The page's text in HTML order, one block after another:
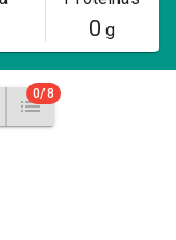
0 g
0/8